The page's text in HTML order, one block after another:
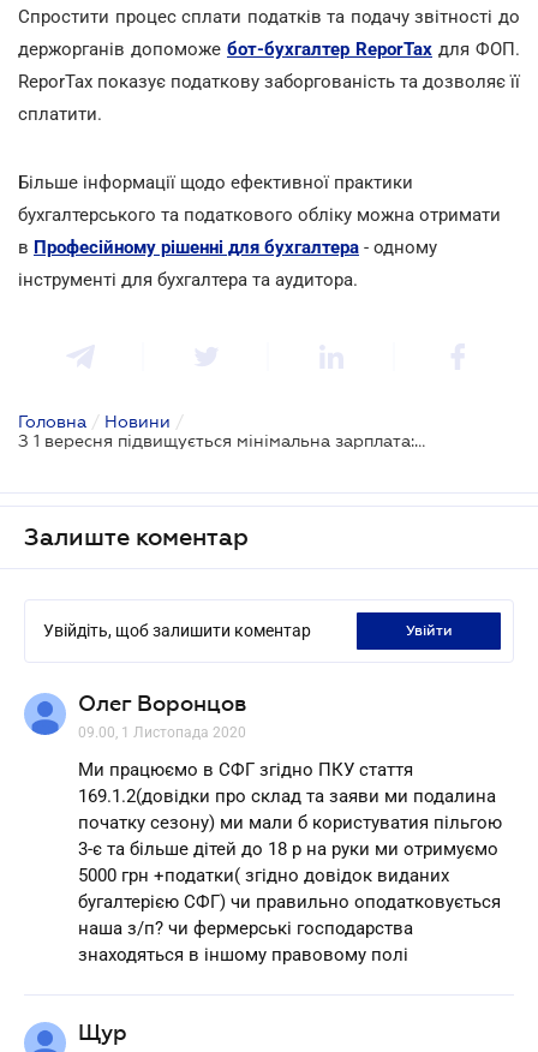
Спростити процес сплати податків та подачу звітності до
держорганів допоможе бот-бухгалтер ReporTax для ФОП.
ReporTax показує податкову заборгованість та дозволяє її
cплатити.
Більше інформації щодо ефективної практики
бухгалтерського та податкового обліку можна отримати
в Професійному рішенні для бухгалтера - одному
інструменті для бухгалтера та аудитора.
Головна / Новини /
З 1 вересня підвищується мінімальна зарплата: скільки ФОП повинен платити податків за працівників
Залиште коментар
Увійдіть, щоб залишити коментар увійти
Олег Воронцов
09.00, 1 Листопада 2020
Ми працюємо в СФГ згідно ПКУ стаття
169.1.2(довідки про склад та заяви ми подалина
початку сезону) ми мали б користуватия пільгою
3-є та більше дітей до 18 р на руки ми отримуємо
5000 грн +податки( згідно довідок виданих
бугалтерією СФГ) чи правильно оподатковується
наша з/п? чи фермерські господарства
знаходяться в іншому правовому полі
Щур